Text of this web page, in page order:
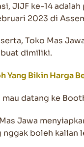
JIJF ke-14
2023 di
Toko Mas
dimiliki.
Yang Bikin Harga
mau datang ke
Jawa
nggak boleh kalian